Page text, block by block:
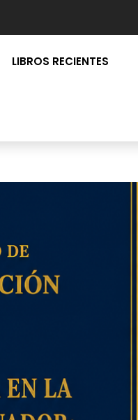
LIBROS RECIENTES